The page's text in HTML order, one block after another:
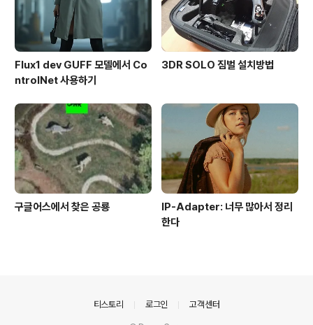
Flux1 dev GUFF 모델에서 Co
ntrolNet 사용하기
3DR SOLO 짐벌 설치방법
구글어스에서 찾은 공룡
IP-Adapter: 너무 많아서 정리
한다
티스토리 로그인 고객센터